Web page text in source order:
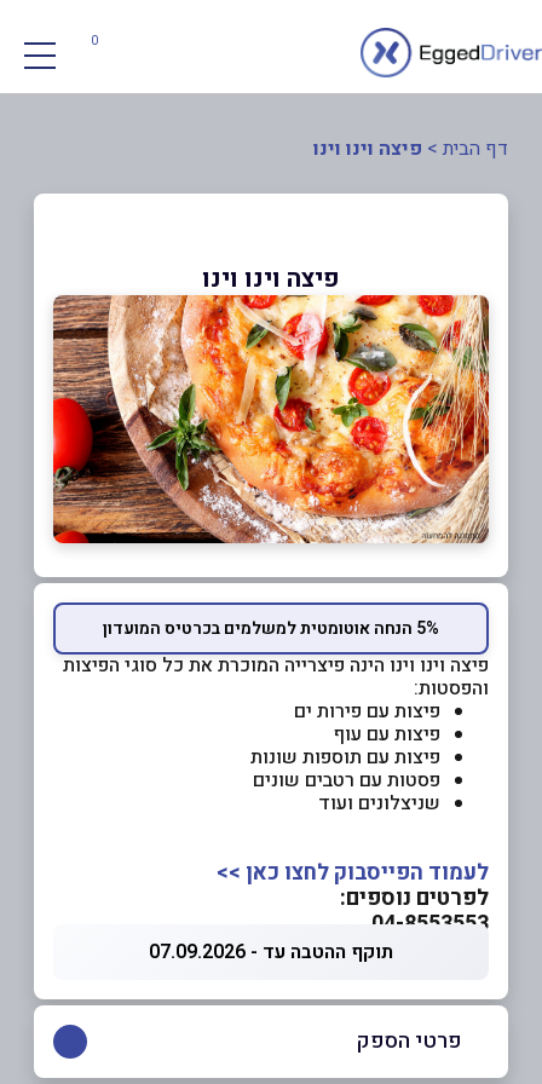
0
דף הבית > פיצה וינו וינו
פיצה וינו וינו
5% הנחה אוטומטית למשלמים בכרטיס המועדון
פיצה וינו וינו הינה פיצרייה המוכרת את כל סוגי הפיצות
והפסטות:
פיצות עם פירות ים
פיצות עם עוף
פיצות עם תוספות שונות
פסטות עם רטבים שונים
שניצלונים ועוד
לעמוד הפייסבוק לחצו כאן >>
לפרטים נוספים:
04-8553553
תוקף ההטבה עד - 07.09.2026
פרטי הספק